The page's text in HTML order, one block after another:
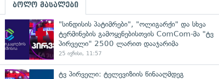
ბოლო მასალები
"სინდისის პატიმრები", "ოლიგარქი" და სხვა
ტერმინების გამოყენებისთვის ComCom-მა "ტვ
პირველი" 2500 ლარით დააჯარიმა
25 ივნისი, 11:57
ტვ პირველი: ტელევიზიის წინააღმდეგ